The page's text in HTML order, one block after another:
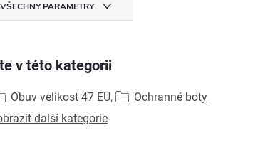
VŠECHNY PARAMETRY
v této kategorii
Obuv velikost 47 EU,
Ochranné boty
další kategorie